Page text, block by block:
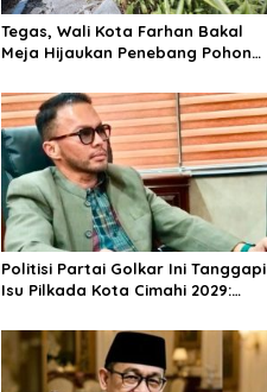
Tegas, Wali Kota Farhan Bakal
Meja Hijaukan Penebang Pohon
Politisi Partai Golkar Ini Tanggapi
Isu Pilkada Kota Cimahi 2029: